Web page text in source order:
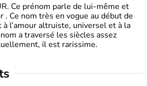
Ce prénom parle de lui-même et
. Ce nom très en vogue au début de
l’amour altruiste, universel et à la
a traversé les siècles assez
il est rarissime.